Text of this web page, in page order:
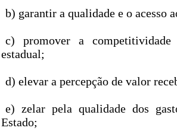
b) garantir a qualidade e o acesso
c) promover a
estadual;
d) elevar a percepção de valor
e) zelar pela qualidade dos
Estado;